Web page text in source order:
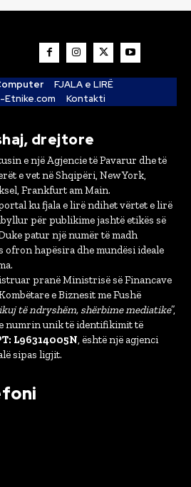
FJALA e LIRË
Etnike.com
Kontakti
drejtore
e një Agjencie të Pavarur dhe të
e vet në Shqipëri, New York,
Frankfurt am Main.
ku fjala e lirë ndihet vërtet e lirë
për publikime jashtë etikës së
patur një numër të madh
ofron hapësira dhe mundësi ideale
pranë Ministrisë së Financave
e Biznesit me Fushë
të ndryshëm, shërbime mediatike”,
numrin unik të identifikimit të
L96314005N, është një agjenci
sipas ligjit.